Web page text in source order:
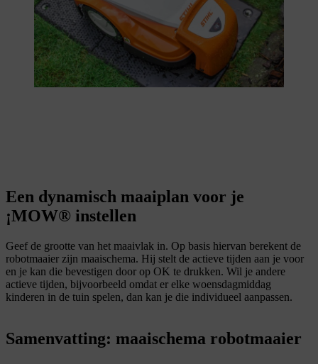
Een dynamisch maaiplan voor je
¡MOW® instellen
Geef de grootte van het maaivlak in. Op basis hiervan berekent de
robotmaaier zijn maaischema. Hij stelt de actieve tijden aan je voor
en je kan die bevestigen door op OK te drukken. Wil je andere
actieve tijden, bijvoorbeeld omdat er elke woensdagmiddag
kinderen in de tuin spelen, dan kan je die individueel aanpassen.
Samenvatting: maaischema robotmaaier